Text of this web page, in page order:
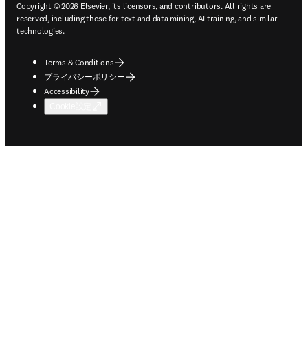
Copyright © 2026 Elsevier, its licensors, and contributors. All rights are
reserved, including those for text and data mining, AI training, and similar
technologies.
Terms & Conditions
プライバシーポリシー
Accessibility